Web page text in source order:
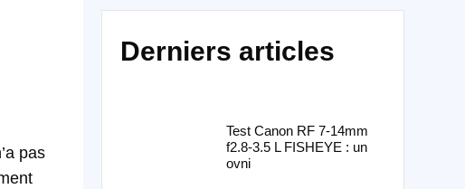
pas
Derniers articles
Test Canon RF 7-14mm
f2.8-3.5 L FISHEYE : un
ovni